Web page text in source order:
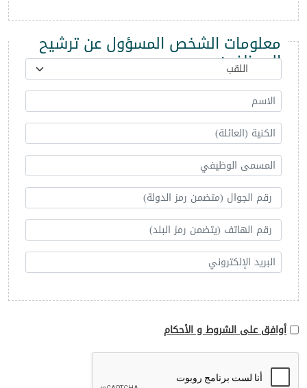
معلومات الشخص المسؤول عن ترشيح
الموظفين
أوافق على الشروط و الأحكام